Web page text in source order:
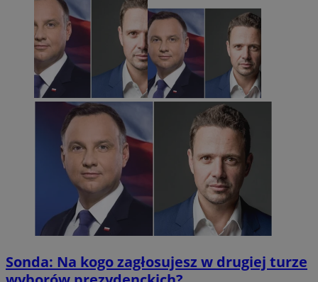
Sonda: Na kogo zagłosujesz w drugiej turze